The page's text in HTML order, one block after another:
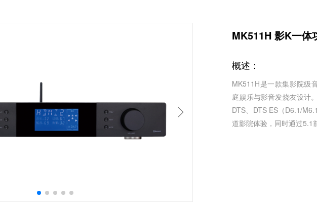
MK511H 影K一体
概述：
MK511H是一款集影院级
庭娱乐与影音发烧友设计
DTS、DTS ES（D6.1/
道影院体验，同时通过5.1